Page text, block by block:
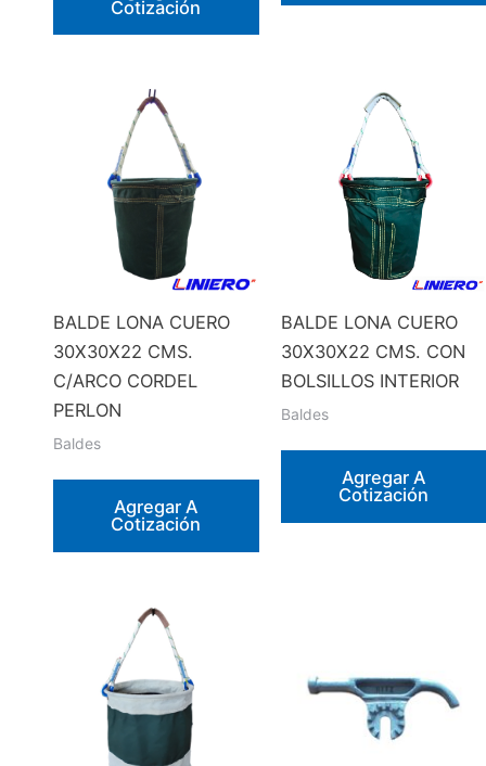
Cotización
BALDE LONA CUERO
30X30X22 CMS.
C/ARCO CORDEL
PERLON
Baldes
Agregar A
Cotización
BALDE LONA CUERO
30X30X22 CMS. CON
BOLSILLOS INTERIOR
Baldes
Agregar A
Cotización